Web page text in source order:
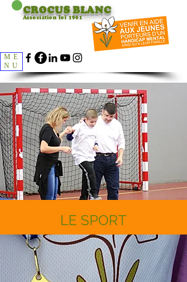
CROCUSBLANC
Association loi 1901
ME
NU
LE SPORT